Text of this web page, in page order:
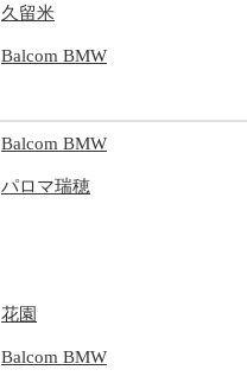
久留米
Balcom BMW
Balcom BMW
パロマ瑞穂
花園
Balcom BMW